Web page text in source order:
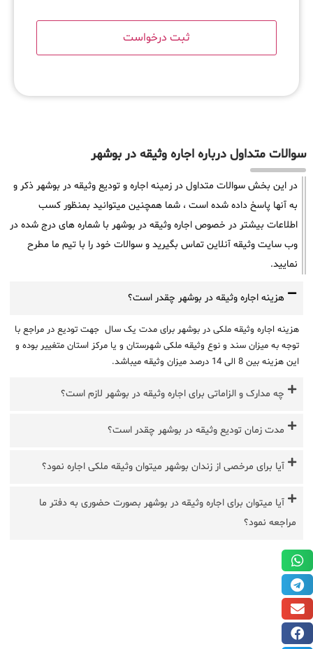
سوالات متداول درباره اجاره وثیقه در بوشهر
در این بخش سوالات متداول در زمینه اجاره و تودیع وثیقه در بوشهر ذکر و
به آنها پاسخ داده شده است ، شما همچنین میتوانید بمنظور کسب
اطلاعات بیشتر در خصوص اجاره وثیقه در بوشهر با شماره های درج شده در
وب سایت وثیقه آنلاین تماس بگیرید و سوالات خود را با تیم ما مطرح
نمایید.
هزینه اجاره وثیقه در بوشهر چقدر است؟
هزینه اجاره وثیقه ملکی در بوشهر برای مدت یک سال جهت تودیع در مراجع با
توجه به میزان سند و نوع وثیقه ملکی شهرستان و یا مرکز استان متغییر بوده و
این هزینه بین 8 الی 14 درصد میزان وثیقه میباشد.
چه مدارک و الزاماتی برای اجاره وثیقه در بوشهر لازم است؟
مدت زمان تودیع وثیقه در بوشهر چقدر است؟
آیا برای مرخصی از زندان بوشهر میتوان وثیقه ملکی اجاره نمود؟
آیا میتوان برای اجاره وثیقه در بوشهر بصورت حضوری به دفتر ما
مراجعه نمود؟